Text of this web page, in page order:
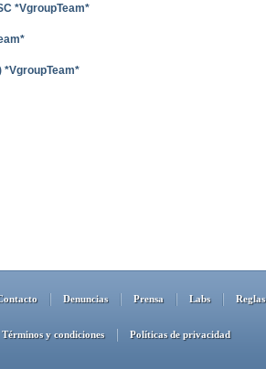
*VgroupTeam*
*VgroupTeam*
Denuncias Prensa Labs Reglas
Términos y condiciones Políticas de privacidad